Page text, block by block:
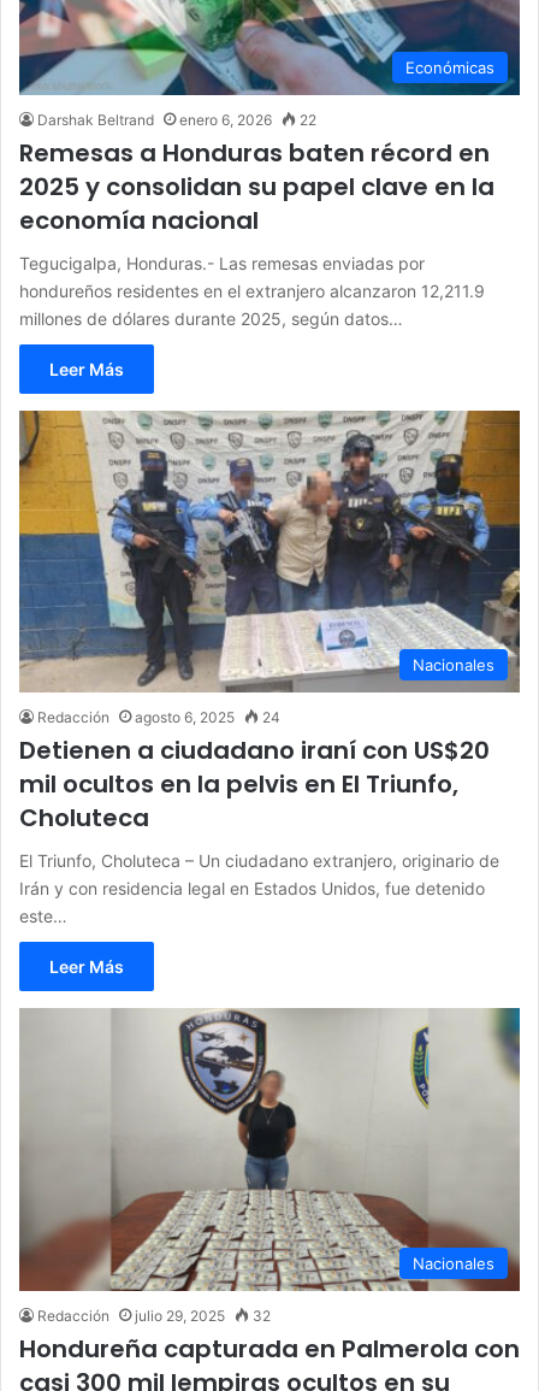
Económicas
Darshak Beltrand enero 6, 2026 22
Remesas a Honduras baten récord en
2025 y consolidan su papel clave en la
economía nacional
Tegucigalpa, Honduras.- Las remesas enviadas por
hondureños residentes en el extranjero alcanzaron 12,211.9
millones de dólares durante 2025, según datos…
Leer Más
Nacionales
Redacción agosto 6, 2025 24
Detienen a ciudadano iraní con US$20
mil ocultos en la pelvis en El Triunfo,
Choluteca
El Triunfo, Choluteca – Un ciudadano extranjero, originario de
Irán y con residencia legal en Estados Unidos, fue detenido
este…
Leer Más
Nacionales
Redacción julio 29, 2025 32
Hondureña capturada en Palmerola con
casi 300 mil lempiras ocultos en su